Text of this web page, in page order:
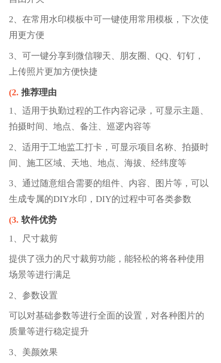
2、在常用水印模板中可一键使用常用模板，下次使
用更方便
3、可一键分享到微信聊天、朋友圈、QQ、钉钉，
上传照片更加方便快捷
(2. 推荐理由
1、适用于执勤过程的工作内容记录，可显示主题、
拍摄时间、地点、备注、巡逻内容等
2、适用于工地监工打卡，可显示项目名称、拍摄时
间、施工区域、天地、地点、海拔、经纬度等
3、通过随意组合需要的组件、内容、图片等，可以
生成专属的DIY水印，DIY的过程中可各类参数
(3. 软件优势
1、尺寸裁剪
提供了强力的尺寸裁剪功能，能轻松的将各种使用
场景等进行满足
2、参数设置
可以对基础参数等进行全面的设置，对各种图片的
质量等进行稳定提升
3、美颜效果